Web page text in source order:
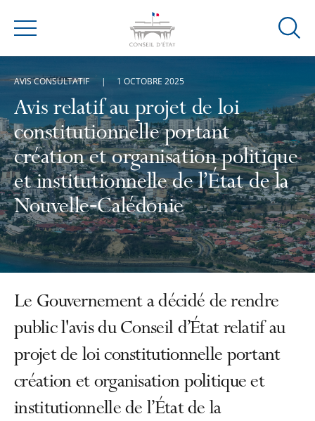
Menu
Ouvrir
Avis relatif au projet de loi
constitutionnelle portant
création et organisation politique
et institutionnelle de l’État de la
Nouvelle‑Calédonie
AVIS CONSULTATIF 1 OCTOBRE 2025
Le Gouvernement a décidé de rendre
public l'avis du Conseil d’État relatif au
projet de loi constitutionnelle portant
création et organisation politique et
institutionnelle de l’État de la